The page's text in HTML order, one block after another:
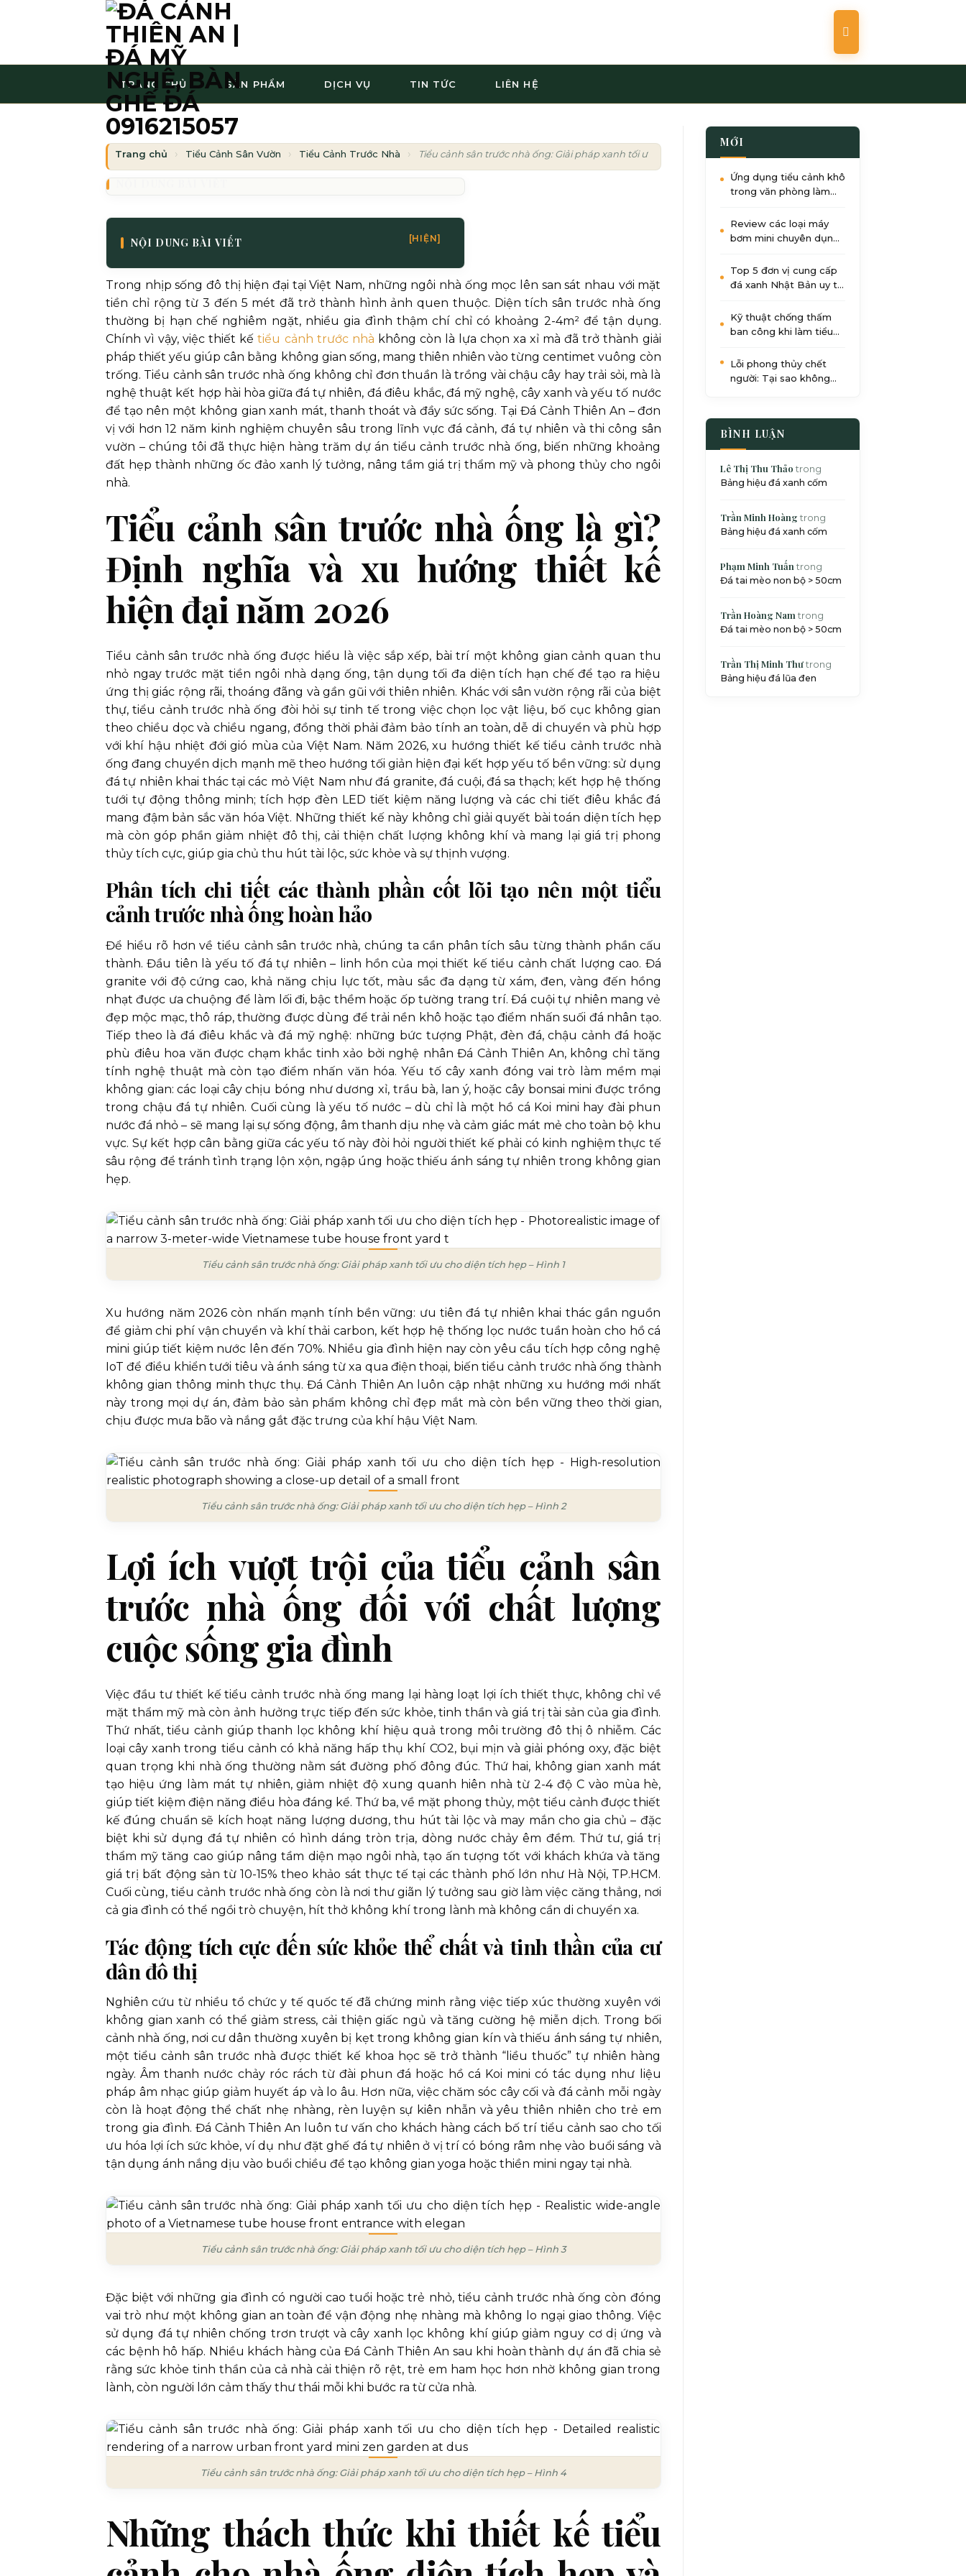
dung
TRANG CHỦ SẢN PHẨM DỊCH VỤ TIN TỨC LIÊN HỆ
Trang chủ Tiểu Cảnh Sân Vườn Tiểu Cảnh Trước Nhà Tiểu cảnh sân trước nhà ống: Giải pháp xanh tối ưu cho diện tích hẹp
NỘI DUNG BÀI VIẾT [HIỆN]
Trong nhịp sống đô thị hiện đại tại Việt Nam, những ngôi nhà ống mọc lên san sát nhau với mặt
tiền chỉ rộng từ 3 đến 5 mét đã trở thành hình ảnh quen thuộc. Diện tích sân trước nhà ống
thường bị hạn chế nghiêm ngặt, nhiều gia đình thậm chí chỉ có khoảng 2-4m² để tận dụng.
Chính vì vậy, việc thiết kếtiểu cảnh trước nhà không còn là lựa chọn xa xỉ mà đã trở thành giải
pháp thiết yếu giúp cân bằng không gian sống, mang thiên nhiên vào từng centimet vuông còn
trống. Tiểu cảnh sân trước nhà ống không chỉ đơn thuần là trồng vài chậu cây hay trải sỏi, mà là
nghệ thuật kết hợp hài hòa giữa đá tự nhiên, đá điêu khắc, đá mỹ nghệ, cây xanh và yếu tố nước
để tạo nên một không gian xanh mát, thanh thoát và đầy sức sống. Tại Đá Cảnh Thiên An – đơn
vị với hơn 12 năm kinh nghiệm chuyên sâu trong lĩnh vực đá cảnh, đá tự nhiên và thi công sân
vườn – chúng tôi đã thực hiện hàng trăm dự án tiểu cảnh trước nhà ống, biến những khoảng
đất hẹp thành những ốc đảo xanh lý tưởng, nâng tầm giá trị thẩm mỹ và phong thủy cho ngôi
nhà.
Tiểu cảnh sân trước nhà ống là gì?
Định nghĩa và xu hướng thiết kế
hiện đại năm 2026
Tiểu cảnh sân trước nhà ống được hiểu là việc sắp xếp, bài trí một không gian cảnh quan thu
nhỏ ngay trước mặt tiền ngôi nhà dạng ống, tận dụng tối đa diện tích hạn chế để tạo ra hiệu
ứng thị giác rộng rãi, thoáng đãng và gần gũi với thiên nhiên. Khác với sân vườn rộng rãi của biệt
thự, tiểu cảnh trước nhà ống đòi hỏi sự tinh tế trong việc chọn lọc vật liệu, bố cục không gian
theo chiều dọc và chiều ngang, đồng thời phải đảm bảo tính an toàn, dễ di chuyển và phù hợp
với khí hậu nhiệt đới gió mùa của Việt Nam. Năm 2026, xu hướng thiết kế tiểu cảnh trước nhà
ống đang chuyển dịch mạnh mẽ theo hướng tối giản hiện đại kết hợp yếu tố bền vững: sử dụng
đá tự nhiên khai thác tại các mỏ Việt Nam như đá granite, đá cuội, đá sa thạch; kết hợp hệ thống
tưới tự động thông minh; tích hợp đèn LED tiết kiệm năng lượng và các chi tiết điêu khắc đá
mang đậm bản sắc văn hóa Việt. Những thiết kế này không chỉ giải quyết bài toán diện tích hẹp
mà còn góp phần giảm nhiệt đô thị, cải thiện chất lượng không khí và mang lại giá trị phong
thủy tích cực, giúp gia chủ thu hút tài lộc, sức khỏe và sự thịnh vượng.
Phân tích chi tiết các thành phần cốt lõi tạo nên một tiểu
cảnh trước nhà ống hoàn hảo
Để hiểu rõ hơn về tiểu cảnh sân trước nhà, chúng ta cần phân tích sâu từng thành phần cấu
thành. Đầu tiên là yếu tố đá tự nhiên – linh hồn của mọi thiết kế tiểu cảnh chất lượng cao. Đá
granite với độ cứng cao, khả năng chịu lực tốt, màu sắc đa dạng từ xám, đen, vàng đến hồng
nhạt được ưa chuộng để làm lối đi, bậc thềm hoặc ốp tường trang trí. Đá cuội tự nhiên mang vẻ
đẹp mộc mạc, thô ráp, thường được dùng để trải nền khô hoặc tạo điểm nhấn suối đá nhân tạo.
Tiếp theo là đá điêu khắc và đá mỹ nghệ: những bức tượng Phật, đèn đá, chậu cảnh đá hoặc
phù điêu hoa văn được chạm khắc tinh xảo bởi nghệ nhân Đá Cảnh Thiên An, không chỉ tăng
tính nghệ thuật mà còn tạo điểm nhấn văn hóa. Yếu tố cây xanh đóng vai trò làm mềm mại
không gian: các loại cây chịu bóng như dương xỉ, trầu bà, lan ý, hoặc cây bonsai mini được trồng
trong chậu đá tự nhiên. Cuối cùng là yếu tố nước – dù chỉ là một hồ cá Koi mini hay đài phun
nước đá nhỏ – sẽ mang lại sự sống động, âm thanh dịu nhẹ và cảm giác mát mẻ cho toàn bộ khu
vực. Sự kết hợp cân bằng giữa các yếu tố này đòi hỏi người thiết kế phải có kinh nghiệm thực tế
sâu rộng để tránh tình trạng lộn xộn, ngập úng hoặc thiếu ánh sáng tự nhiên trong không gian
hẹp.
Tiểu cảnh sân trước nhà ống: Giải pháp xanh tối ưu cho diện tích hẹp – Hình 1
Xu hướng năm 2026 còn nhấn mạnh tính bền vững: ưu tiên đá tự nhiên khai thác gần nguồn
để giảm chi phí vận chuyển và khí thải carbon, kết hợp hệ thống lọc nước tuần hoàn cho hồ cá
mini giúp tiết kiệm nước lên đến 70%. Nhiều gia đình hiện nay còn yêu cầu tích hợp công nghệ
IoT để điều khiển tưới tiêu và ánh sáng từ xa qua điện thoại, biến tiểu cảnh trước nhà ống thành
không gian thông minh thực thụ. Đá Cảnh Thiên An luôn cập nhật những xu hướng mới nhất
này trong mọi dự án, đảm bảo sản phẩm không chỉ đẹp mắt mà còn bền vững theo thời gian,
chịu được mưa bão và nắng gắt đặc trưng của khí hậu Việt Nam.
Tiểu cảnh sân trước nhà ống: Giải pháp xanh tối ưu cho diện tích hẹp – Hình 2
Lợi ích vượt trội của tiểu cảnh sân
trước nhà ống đối với chất lượng
cuộc sống gia đình
Việc đầu tư thiết kế tiểu cảnh trước nhà ống mang lại hàng loạt lợi ích thiết thực, không chỉ về
mặt thẩm mỹ mà còn ảnh hưởng trực tiếp đến sức khỏe, tinh thần và giá trị tài sản của gia đình.
Thứ nhất, tiểu cảnh giúp thanh lọc không khí hiệu quả trong môi trường đô thị ô nhiễm. Các
loại cây xanh trong tiểu cảnh có khả năng hấp thụ khí CO2, bụi mịn và giải phóng oxy, đặc biệt
quan trọng khi nhà ống thường nằm sát đường phố đông đúc. Thứ hai, không gian xanh mát
tạo hiệu ứng làm mát tự nhiên, giảm nhiệt độ xung quanh hiên nhà từ 2-4 độ C vào mùa hè,
giúp tiết kiệm điện năng điều hòa đáng kể. Thứ ba, về mặt phong thủy, một tiểu cảnh được thiết
kế đúng chuẩn sẽ kích hoạt năng lượng dương, thu hút tài lộc và may mắn cho gia chủ – đặc
biệt khi sử dụng đá tự nhiên có hình dáng tròn trịa, dòng nước chảy êm đềm. Thứ tư, giá trị
thẩm mỹ tăng cao giúp nâng tầm diện mạo ngôi nhà, tạo ấn tượng tốt với khách khứa và tăng
giá trị bất động sản từ 10-15% theo khảo sát thực tế tại các thành phố lớn như Hà Nội, TP.HCM.
Cuối cùng, tiểu cảnh trước nhà ống còn là nơi thư giãn lý tưởng sau giờ làm việc căng thẳng, nơi
cả gia đình có thể ngồi trò chuyện, hít thở không khí trong lành mà không cần di chuyển xa.
Tác động tích cực đến sức khỏe thể chất và tinh thần của cư
dân đô thị
Nghiên cứu từ nhiều tổ chức y tế quốc tế đã chứng minh rằng việc tiếp xúc thường xuyên với
không gian xanh có thể giảm stress, cải thiện giấc ngủ và tăng cường hệ miễn dịch. Trong bối
cảnh nhà ống, nơi cư dân thường xuyên bị kẹt trong không gian kín và thiếu ánh sáng tự nhiên,
một tiểu cảnh sân trước nhà được thiết kế khoa học sẽ trở thành “liều thuốc” tự nhiên hàng
ngày. Âm thanh nước chảy róc rách từ đài phun đá hoặc hồ cá Koi mini có tác dụng như liệu
pháp âm nhạc giúp giảm huyết áp và lo âu. Hơn nữa, việc chăm sóc cây cối và đá cảnh mỗi ngày
còn là hoạt động thể chất nhẹ nhàng, rèn luyện sự kiên nhẫn và yêu thiên nhiên cho trẻ em
trong gia đình. Đá Cảnh Thiên An luôn tư vấn cho khách hàng cách bố trí tiểu cảnh sao cho tối
ưu hóa lợi ích sức khỏe, ví dụ như đặt ghế đá tự nhiên ở vị trí có bóng râm nhẹ vào buổi sáng và
tận dụng ánh nắng dịu vào buổi chiều để tạo không gian yoga hoặc thiền mini ngay tại nhà.
Tiểu cảnh sân trước nhà ống: Giải pháp xanh tối ưu cho diện tích hẹp – Hình 3
Đặc biệt với những gia đình có người cao tuổi hoặc trẻ nhỏ, tiểu cảnh trước nhà ống còn đóng
vai trò như một không gian an toàn để vận động nhẹ nhàng mà không lo ngại giao thông. Việc
sử dụng đá tự nhiên chống trơn trượt và cây xanh lọc không khí giúp giảm nguy cơ dị ứng và
các bệnh hô hấp. Nhiều khách hàng của Đá Cảnh Thiên An sau khi hoàn thành dự án đã chia sẻ
rằng sức khỏe tinh thần của cả nhà cải thiện rõ rệt, trẻ em ham học hơn nhờ không gian trong
lành, còn người lớn cảm thấy thư thái mỗi khi bước ra từ cửa nhà.
Tiểu cảnh sân trước nhà ống: Giải pháp xanh tối ưu cho diện tích hẹp – Hình 4
Những thách thức khi thiết kế tiểu
MỚI
Ứng dụng tiểu cảnh khô
trong văn phòng làm
năng suất
Review các loại máy
bơm mini chuyên dụng
sân
Top 5 đơn vị cung cấp
đá xanh Nhật Bản uy tín
Kỹ thuật chống thấm
ban công khi làm tiểu
chuẩn SEO
Lỗi phong thủy chết
người: Tại sao không
BÌNH LUẬN
Lê Thị Thu Thảo trong
Bảng hiệu đá xanh cốm
Trần Minh Hoàng trong
Bảng hiệu đá xanh cốm
Phạm Minh Tuấn trong
Đá tai mèo non bộ > 50cm
Trần Hoàng Nam trong
Đá tai mèo non bộ > 50cm
Trần Thị Minh Thưtrong
Bảng hiệu đá lũa đen